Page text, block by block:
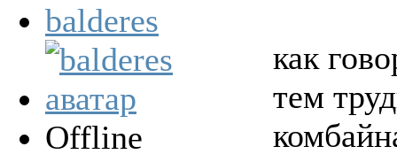
balderes
Offline
как
тем